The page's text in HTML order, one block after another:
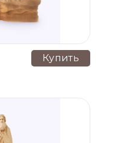
Купить